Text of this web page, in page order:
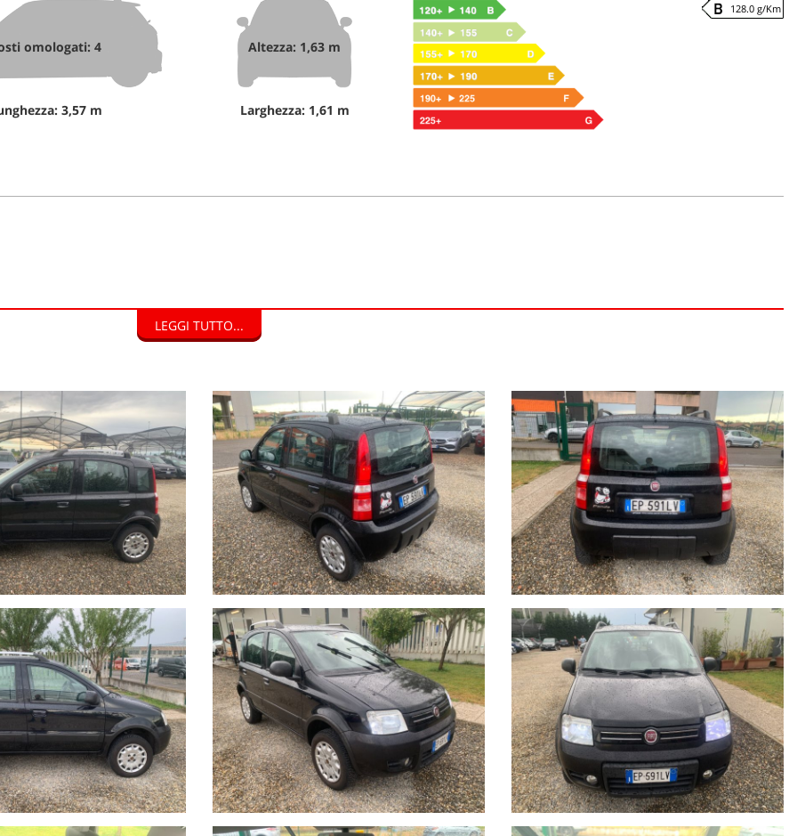
omologati: 4
3,57 m
Altezza: 1,63 m
Larghezza: 1,61 m
128.0 g/Km
CON DOCUMENTI TUTTE LE AUTO NEL SUO STATO D'USO E CON IL SUO CHILOMETRAGGIO EFFETTIVO.
EUROPEO.
ASSICURATIVI INLCUSI.
a carico dell’acquirente:
visione e prova su appuntamento.
invio mail oppure contattando i numeri di telefono segnalati sull’annuncio.
nelle descrizioni dei veicoli offerti, che non rappresentano pertanto impegno contrattuale. Per poter offrire il massimo servizio è
e disponibilità
LEGGI TUTTO...